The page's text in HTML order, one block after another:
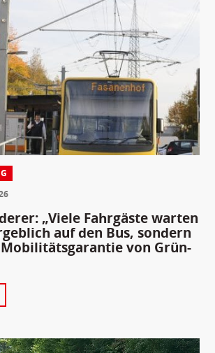
„Viele Fahrgäste warten
auf den Bus, sondern
von Grün-